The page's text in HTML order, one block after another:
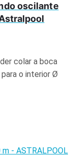
oscilante
colar a boca
o interior Ø